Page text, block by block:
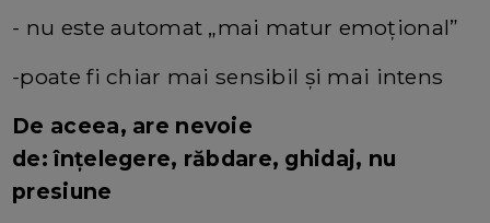
- nu este automat „mai matur emoțional”
-poate fi chiar mai sensibil și mai intens
De aceea, are nevoie
de: înțelegere, răbdare, ghidaj, nu
presiune